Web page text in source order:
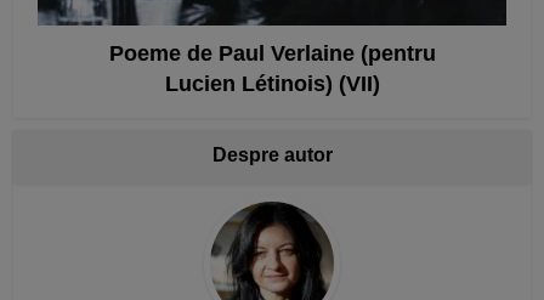
Poeme de Paul Verlaine (pentru
Lucien Létinois) (VII)
Despre autor